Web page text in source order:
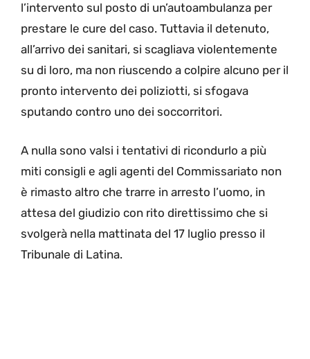
l’intervento sul posto di un’autoambulanza per
prestare le cure del caso. Tuttavia il detenuto,
all’arrivo dei sanitari, si scagliava violentemente
su di loro, ma non riuscendo a colpire alcuno per il
pronto intervento dei poliziotti, si sfogava
sputando contro uno dei soccorritori.
A nulla sono valsi i tentativi di ricondurlo a più
miti consigli e agli agenti del Commissariato non
è rimasto altro che trarre in arresto l’uomo, in
attesa del giudizio con rito direttissimo che si
svolgerà nella mattinata del 17 luglio presso il
Tribunale di Latina.